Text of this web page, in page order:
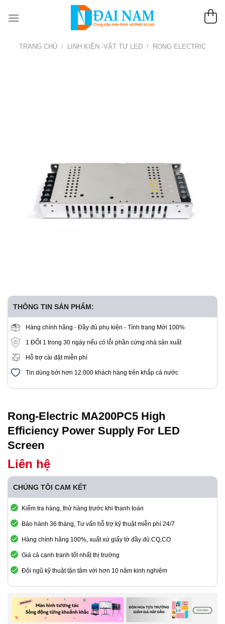
đến
TRANG CHỦ / LINH KIỆN -VẬT TƯ LED / RONG ELECTRIC
THÔNG TIN SẢN PHẨM:
Hàng chính hãng - Đầy đủ phụ kiện - Tình trạng Mới 100%
1 ĐỔI 1 trong 30 ngày nếu có lỗi phần cứng nhà sản xuất
Hỗ trợ cài đặt miễn phí
Tin dùng bởi hơn 12.000 khách hàng trên khắp cả nước
Rong-Electric MA200PC5 High
Efficiency Power Supply For LED
Screen
Liên hệ
CHÚNG TÔI CAM KẾT
Kiểm tra hàng, thử hàng trước khi thanh toán
Bảo hành 36 tháng, Tư vấn hỗ trợ kỹ thuật miễn phí 24/7
Hàng chính hãng 100%, xuất xứ giấy tờ đầy đủ CQ,CO
Giá cả cạnh tranh tốt nhất thị trường
Đội ngũ kỹ thuật tận tâm với hơn 10 năm kinh nghiệm